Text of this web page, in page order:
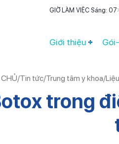
GIỜ LÀM VIỆC Sáng:
Giới thiệu
/Tin tức/Trung tâm y khoa/
trong